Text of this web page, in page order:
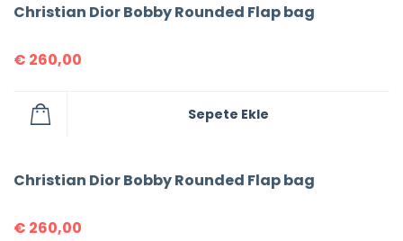
Christian Dior Bobby Rounded Flap bag
€ 260,00
Sepete Ekle
Christian Dior Bobby Rounded Flap bag
€ 260,00